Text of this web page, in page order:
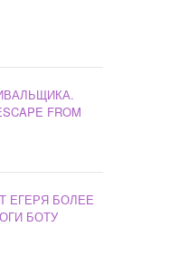
FROM
ЕГЕРЯ БОЛЕЕ
БОТУ